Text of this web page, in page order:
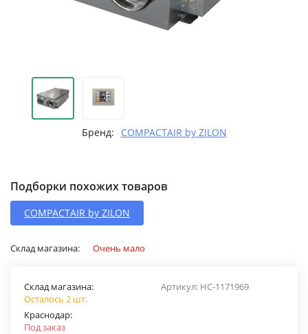
Бренд: COMPACTAIR by ZILON
Подборки похожих товаров
COMPACTAIR by ZILON
Склад магазина: Очень мало
Артикул: НС-1171969
Склад магазина:
Осталось 2 шт.
Краснодар:
Под заказ